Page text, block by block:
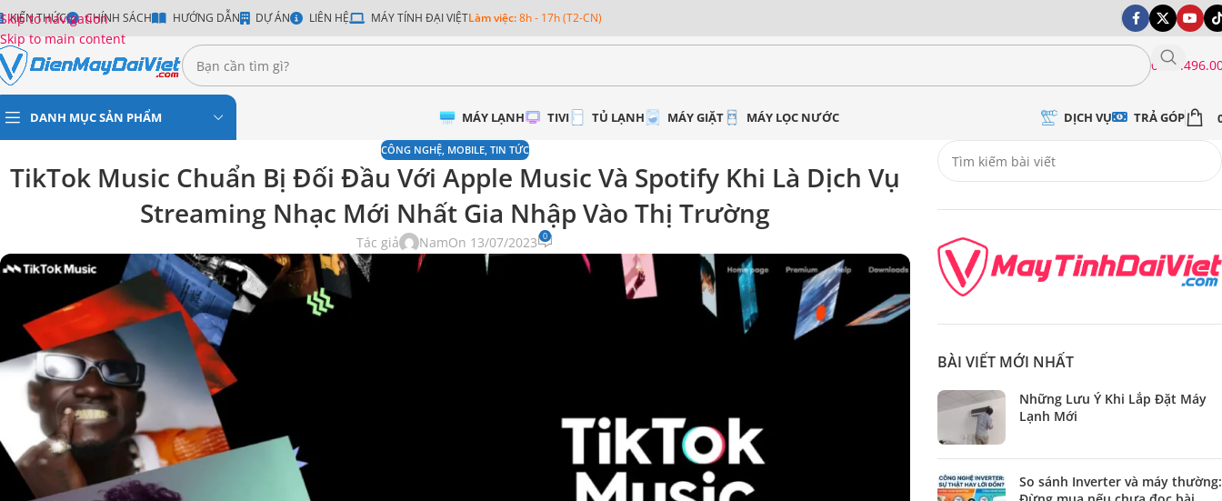
Skip to navigation
Skip to main content
KIẾN THỨC CHÍNH SÁCH HƯỚNG DẪN DỰ ÁN LIÊN HỆ MÁY TÍNH ĐẠI VIỆTLàm việc:8h - 17h (T2-CN)
DANH MỤC SẢN PHẨM MÁY LẠNH TIVI TỦ LẠNH MÁY GIẶT MÁY LỌC NƯỚC DỊCH VỤ TRẢ GÓP
CÔNG NGHỆ, MOBILE, TIN TỨC
TikTok Music Chuẩn Bị Đối Đầu Với Apple Music Và Spotify Khi Là Dịch Vụ
Streaming Nhạc Mới Nhất Gia Nhập Vào Thị Trường
Tác giả NamOn 13/07/2023 0
BÀI VIẾT MỚI NHẤT
Những Lưu Ý Khi Lắp Đặt Máy
Lạnh Mới
So sánh Inverter và máy thường: